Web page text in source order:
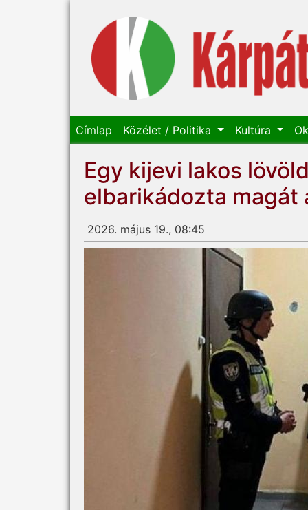
Címlap Közélet / Politika Kultúra
Egy kijevi lakos
elbarikádozta magát
2026. május 19., 08:45